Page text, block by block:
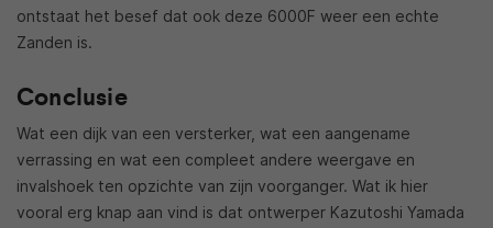
ontstaat het besef dat ook deze 6000F weer een echte
Zanden is.
Conclusie
Wat een dijk van een versterker, wat een aangename
verrassing en wat een compleet andere weergave en
invalshoek ten opzichte van zijn voorganger. Wat ik hier
vooral erg knap aan vind is dat ontwerper Kazutoshi Yamada